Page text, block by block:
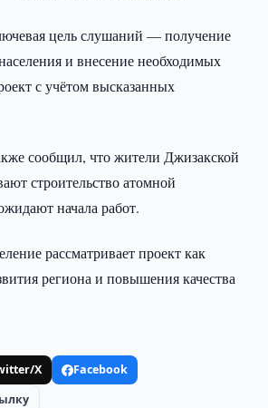
цель слушаний — получение
и внесение необходимых
с учётом высказанных
сообщил, что жители Джизакской
строительство атомной
начала работ.
рассматривает проект как
региона и повышения качества
X
Facebook